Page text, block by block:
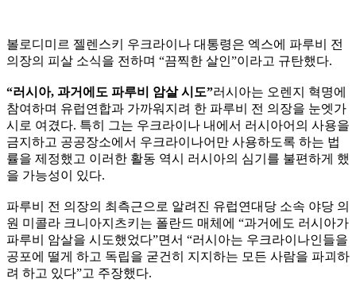
볼로디미르 젤렌스키 우크라이나 대통령은 엑스에 파루비 전
의장의 피살 소식을 전하며 “끔찍한 살인”이라고 규탄했다.
“러시아, 과거에도 파루비 암살 시도”러시아는 오렌지 혁명에
참여하며 유럽연합과 가까워지려 한 파루비 전 의장을 눈엣가
시로 여겼다. 특히 그는 우크라이나 내에서 러시아어의 사용을
금지하고 공공장소에서 우크라이나어만 사용하도록 하는 법
률을 제정했고 이러한 활동 역시 러시아의 심기를 불편하게 했
을 가능성이 있다.
파루비 전 의장의 최측근으로 알려진 유럽연대당 소속 야당 의
원 미콜라 크니아지츠키는 폴란드 매체에 “과거에도 러시아가
파루비 암살을 시도했었다”면서 “러시아는 우크라이나인들을
공포에 떨게 하고 독립을 굳건히 지지하는 모든 사람을 파괴하
려 하고 있다”고 주장했다.